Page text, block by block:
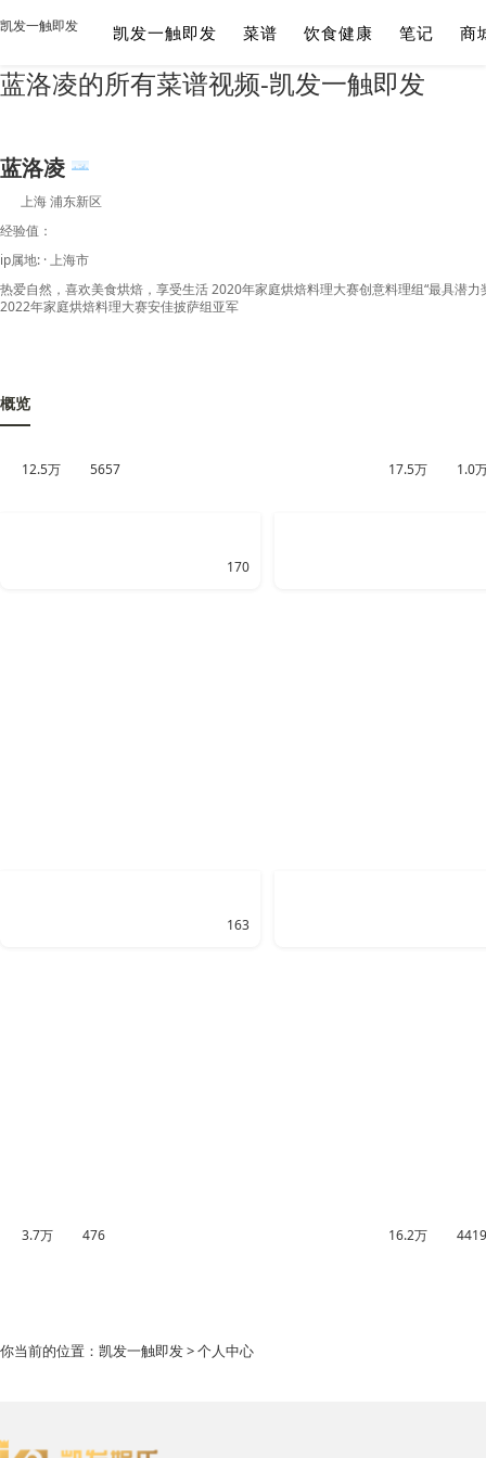
蓝洛凌的所有菜谱视频-凯发一触即发
凯发一触即发 凯发一触即发 菜谱 饮食健康 笔记 商
蓝洛凌
上海 浦东新区
经验值：
ip属地: · 上海市
热爱自然，喜欢美食烘焙，享受生活 2020年家庭烘焙料理大赛创意料理组“最具潜力
2022年家庭烘焙料理大赛安佳披萨组亚军
概览
12.5万 5657 17.5万 1.0
170
163
3.7万 476 16.2万 4419
你当前的位置： 凯发一触即发> 个人中心